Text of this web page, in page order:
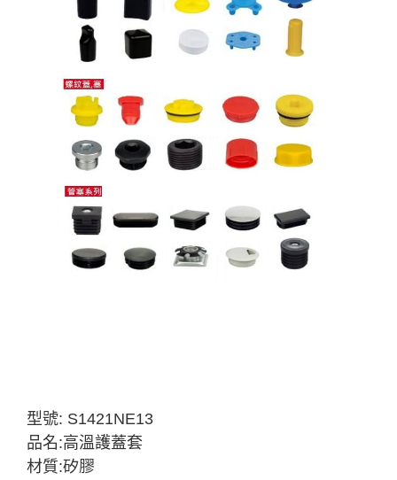
型號: S1421NE13
品名:高溫護蓋套
材質:矽膠